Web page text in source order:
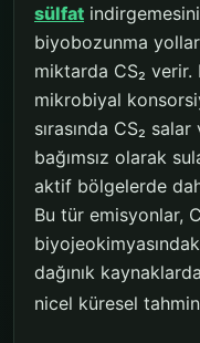
sülfat
biyobozunma
miktarda CS₂
mikrobiyal
sırasında CS₂
bağımsız olarak
aktif bölgelerde
Bu tür emisyonlar,
dağınık
nicel küresel